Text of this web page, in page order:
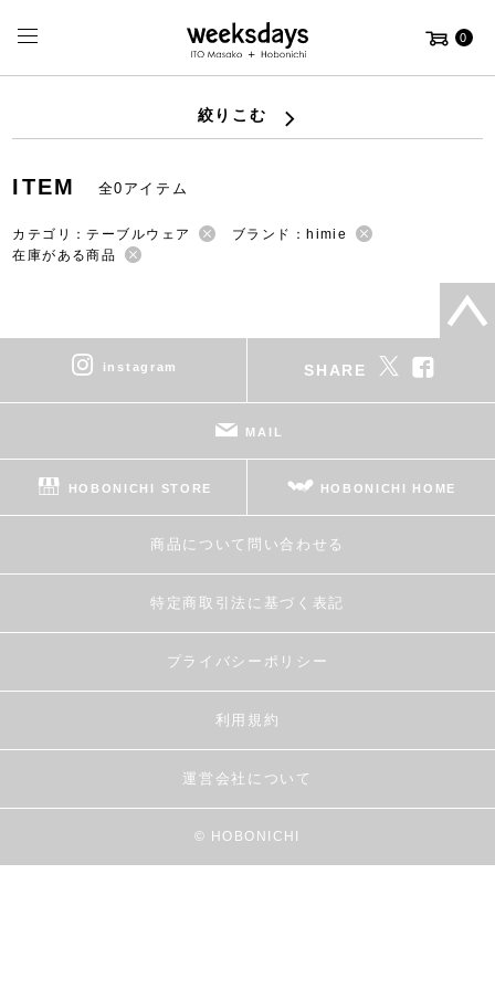
0
絞りこむ
ITEM 全0アイテム
カテゴリ：テーブルウェア
ブランド：himie
在庫がある商品
instagram SHARE
MAIL
HOBONICHI STORE HOBONICHI HOME
商品について問い合わせる
特定商取引法に基づく表記
プライバシーポリシー
利用規約
運営会社について
© HOBONICHI